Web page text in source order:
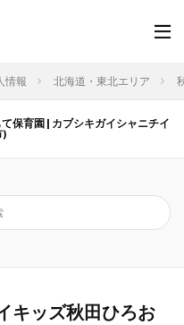
情報 北海道・東北エリア
保育園 | カブシキガイシャニチイ
)
キッズ秋田ひろお